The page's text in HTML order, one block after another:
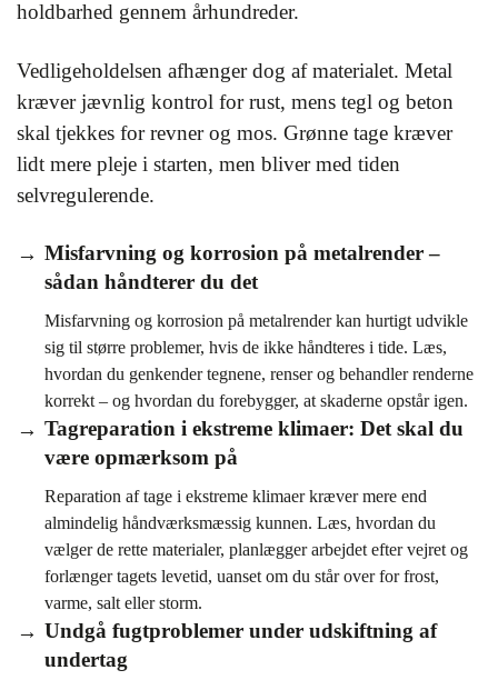
holdbarhed gennem århundreder.
Vedligeholdelsen afhænger dog af materialet. Metal
kræver jævnlig kontrol for rust, mens tegl og beton
skal tjekkes for revner og mos. Grønne tage kræver
lidt mere pleje i starten, men bliver med tiden
selvregulerende.
Misfarvning og korrosion på metalrender –
sådan håndterer du det
Misfarvning og korrosion på metalrender kan hurtigt udvikle
sig til større problemer, hvis de ikke håndteres i tide. Læs,
hvordan du genkender tegnene, renser og behandler renderne
korrekt – og hvordan du forebygger, at skaderne opstår igen.
Tagreparation i ekstreme klimaer: Det skal du
være opmærksom på
Reparation af tage i ekstreme klimaer kræver mere end
almindelig håndværksmæssig kunnen. Læs, hvordan du
vælger de rette materialer, planlægger arbejdet efter vejret og
forlænger tagets levetid, uanset om du står over for frost,
varme, salt eller storm.
Undgå fugtproblemer under udskiftning af
undertag